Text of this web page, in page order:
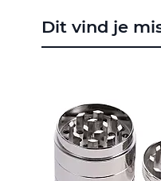
het
begin
gallerij
Dit vind je